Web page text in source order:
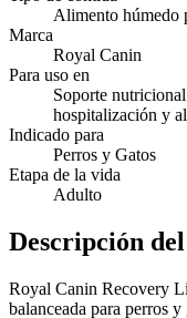
Alimento húmedo
Marca
Royal Canin
Para uso en
Soporte
hospitalización y
Indicado para
Perros y Gatos
Etapa de la vida
Adulto
Descripción
Royal Canin Recovery
balanceada para perros